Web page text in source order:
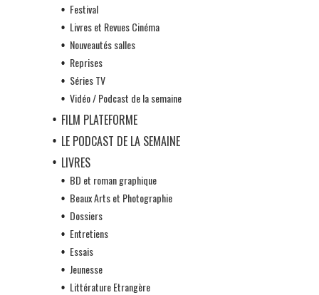
Festival
Livres et Revues Cinéma
Nouveautés salles
Reprises
Séries TV
Vidéo / Podcast de la semaine
FILM PLATEFORME
LE PODCAST DE LA SEMAINE
LIVRES
BD et roman graphique
Beaux Arts et Photographie
Dossiers
Entretiens
Essais
Jeunesse
Littérature Etrangère